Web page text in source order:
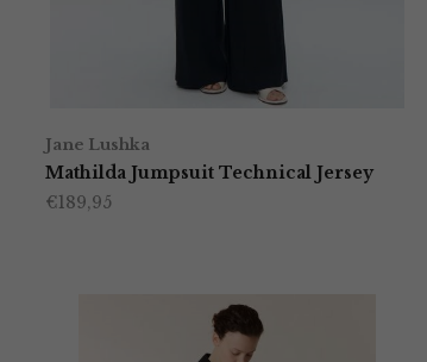
Jane Lushka
Mathilda Jumpsuit Technical Jersey
€189,95